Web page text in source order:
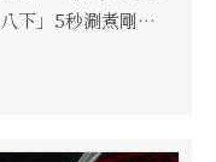
下」5秒涮煮剛剛
適合講究肉質口感